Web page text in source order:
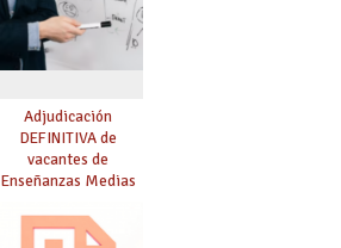
Adjudicación
DEFINITIVA de
vacantes de
Enseñanzas Medias